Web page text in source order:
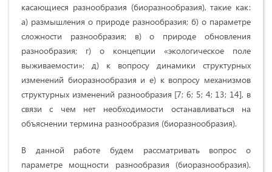
касающиеся разнообразия (биоразнообразия), такие как:
а) размышления о природе разнообразия; б) о параметре
сложности разнообразия; в) о природе обновления
разнообразия; г) о концепции «экологическое поле
выживаемости»; д) к вопросу динамики структурных
изменений биоразнообразия и е) к вопросу механизмов
структурных изменений разнообразия [7; 6; 5; 4; 13; 14], в
связи с чем нет необходимости останавливаться на
объяснении термина разнообразия (биоразнообразия).
В данной работе будем рассматривать вопрос о
параметре мощности разнообразия (биоразнообразия).